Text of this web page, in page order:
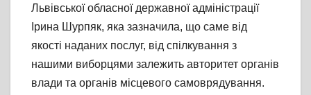
Львівської обласної державної адміністрації
Ірина Шурпяк, яка зазначила, що саме від
якості наданих послуг, від спілкування з
нашими виборцями залежить авторитет органів
влади та органів місцевого самоврядування.